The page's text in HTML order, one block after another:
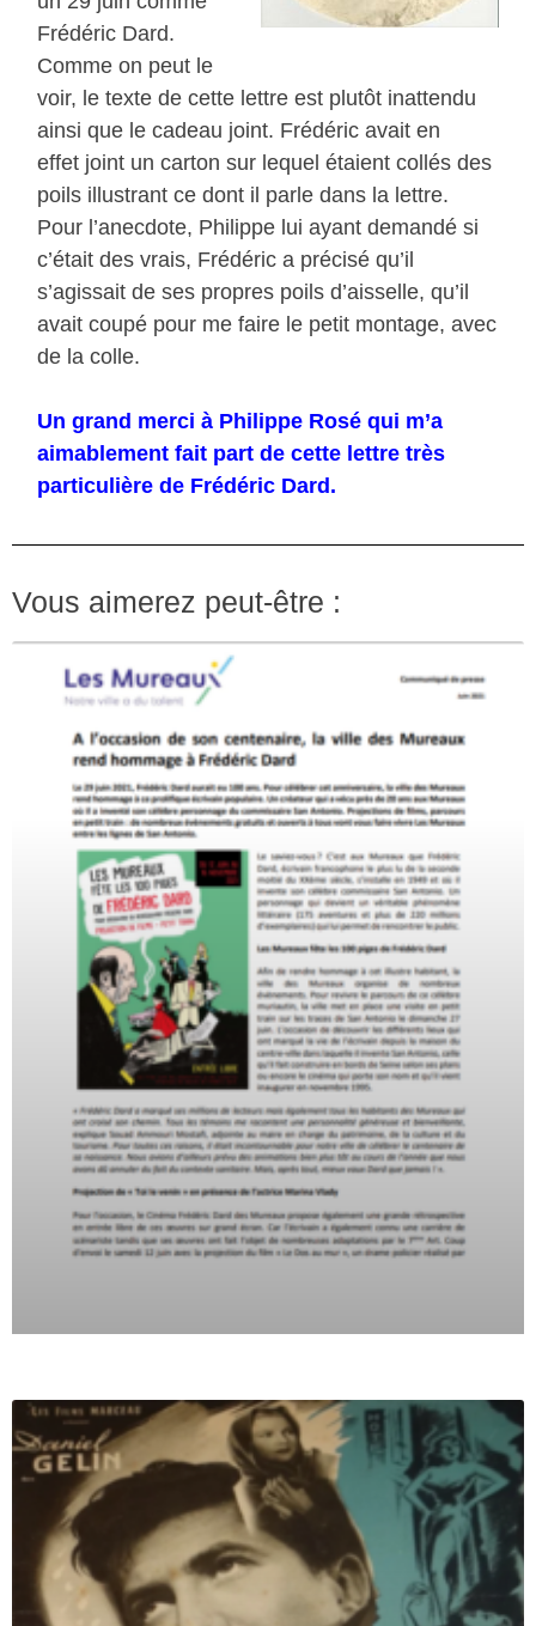
Frédéric Dard.
Comme on peut le
voir, le texte de cette lettre est plutôt inattendu
ainsi que le cadeau joint. Frédéric avait en
effet joint un carton sur lequel étaient collés des
poils illustrant ce dont il parle dans la lettre.
Pour l’anecdote, Philippe lui ayant demandé si
c’était des vrais, Frédéric a précisé qu’il
s’agissait de ses propres poils d’aisselle, qu’il
avait coupé pour me faire le petit montage, avec
de la colle.
Un grand merci à Philippe Rosé qui m’a
aimablement fait part de cette lettre très
particulière de Frédéric Dard.
Vous aimerez peut-être :